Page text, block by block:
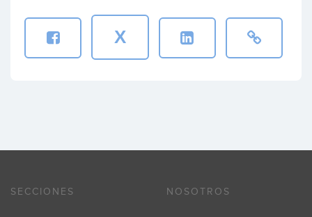
X
SECCIONES NOSOTROS